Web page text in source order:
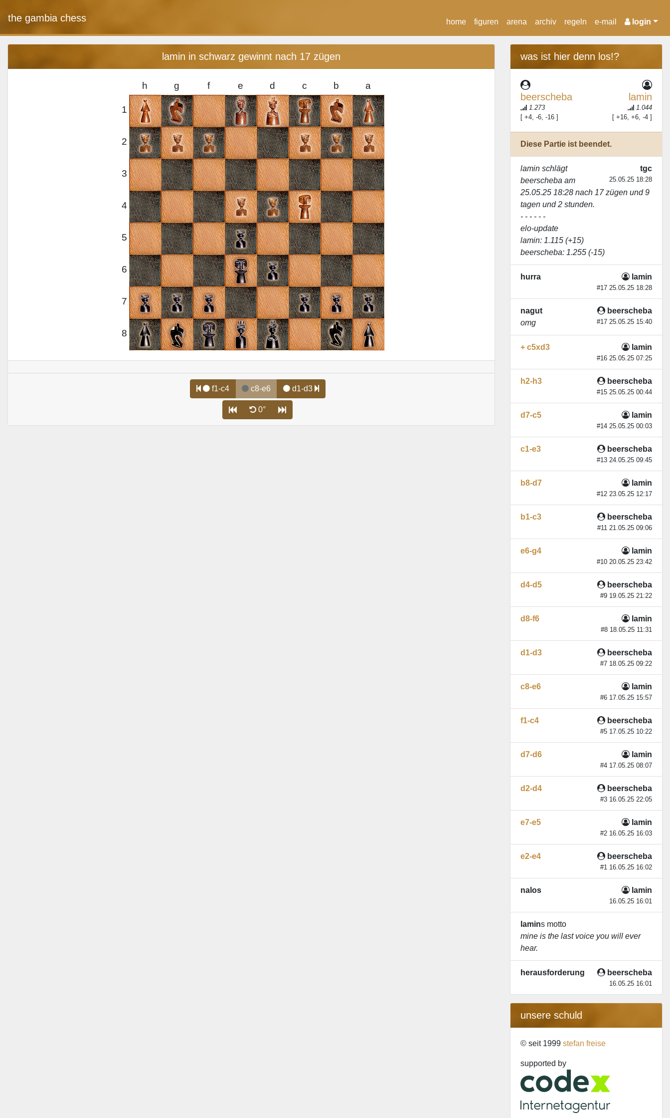
the gambia chess home figuren arena archiv regeln e-mail login
lamin in schwarz gewinnt nach 17 zügen
h g f e d c b a
1
2
3
4
5
6
7
8
f1-c4 c8-e6 d1-d3
0°
was ist hier denn los!?
beerscheba
1.273
[ +4, -6, -16 ]
lamin
1.044
[ +16, +6, -4 ]
Diese Partie ist beendet.
tgc
25.05.25 18:28
lamin schlägt
beerscheba am
25.05.25 18:28 nach 17 zügen und 9
tagen und 2 stunden.
- - - - - -
elo-update
lamin: 1.115 (+15)
beerscheba: 1.255 (-15)
lamin
#17 25.05.25 18:28
hurra
beerscheba
#17 25.05.25 15:40
nagut
omg
lamin
#16 25.05.25 07:25
+ c5xd3
beerscheba
#15 25.05.25 00:44
h2-h3
lamin
#14 25.05.25 00:03
d7-c5
beerscheba
#13 24.05.25 09:45
c1-e3
lamin
#12 23.05.25 12:17
b8-d7
beerscheba
#11 21.05.25 09:06
b1-c3
lamin
#10 20.05.25 23:42
e6-g4
beerscheba
#9 19.05.25 21:22
d4-d5
lamin
#8 18.05.25 11:31
d8-f6
beerscheba
#7 18.05.25 09:22
d1-d3
lamin
#6 17.05.25 15:57
c8-e6
beerscheba
#5 17.05.25 10:22
f1-c4
lamin
#4 17.05.25 08:07
d7-d6
beerscheba
#3 16.05.25 22:05
d2-d4
lamin
#2 16.05.25 16:03
e7-e5
beerscheba
#1 16.05.25 16:02
e2-e4
lamin
16.05.25 16:01
nalos
lamins motto
mine is the last voice you will ever
hear.
beerscheba
16.05.25 16:01
herausforderung
unsere schuld
© seit 1999 stefan freise
supported by